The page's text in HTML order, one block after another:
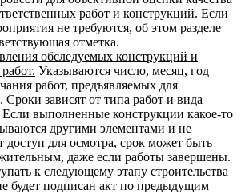
работ и конструкций. Если
не требуются, об этом разделе
отметка.
обследуемых конструкций и
Указываются число, месяц, год
работ, предъявляемых для
Сроки зависят от типа работ и вида
выполненные конструкции какое-то
другими элементами и не
доступ для осмотра, срок может быть
даже если работы завершены.
к следующему этапу строительства
будет подписан акт по предыдущим